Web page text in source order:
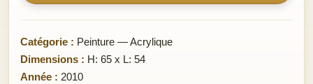
Catégorie : Peinture — Acrylique
Dimensions : H: 65 x L: 54
Année : 2010